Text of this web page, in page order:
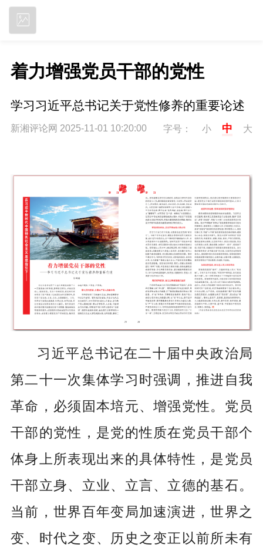
着力增强党员干部的党性
学习习近平总书记关于党性修养的重要论述
新湘评论网 2025-11-01 10:20:00 字号： 小 中 大
习近平总书记在二十届中央政治局
第二十一次集体学习时强调，推进自我
革命，必须固本培元、增强党性。党员
干部的党性，是党的性质在党员干部个
体身上所表现出来的具体特性，是党员
干部立身、立业、立言、立德的基石。
当前，世界百年变局加速演进，世界之
变、时代之变、历史之变正以前所未有